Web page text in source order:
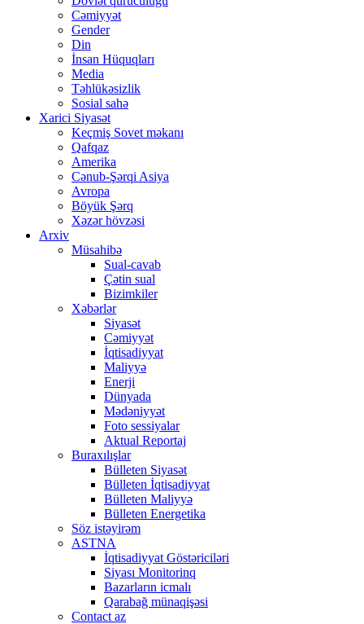
Cəmiyyət
Gender
Din
İnsan Hüquqları
Media
Təhlükəsizlik
Sosial sahə
Xarici Siyasət
Keçmiş Sovet məkanı
Qafqaz
Amerika
Cənub-Şərqi Asiya
Avropa
Böyük Şərq
Xəzər hövzəsi
Arxiv
Müsahibə
Sual-cavab
Çətin sual
Bizimkiler
Xəbərlər
Siyasət
Cəmiyyət
İqtisadiyyat
Maliyyə
Enerji
Dünyada
Mədəniyyət
Foto sessiyalar
Aktual Reportaj
Buraxılışlar
Bülleten Siyasət
Bülleten İqtisadiyyat
Bülleten Maliyyə
Bülleten Energetika
Söz istəyirəm
ASTNA
İqtisadiyyat Göstəriciləri
Siyası Monitorinq
Bazarların icmalı
Qarabağ münaqişəsi
Contact az